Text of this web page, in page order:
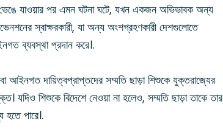
ভেঙে যাওয়ার পর এমন ঘটনা ঘটে, যখন একজন অভিভাবক অন্য
স্বাক্ষরকারী, যা অন্য অংশগ্রহণকারী দেশগুলোতে
ব্যবস্থা প্রদান করে।.
দায়িত্বপ্রাপ্তদের সম্মতি ছাড়া শিশুকে যুক্তরাজ্যের
যদিও শিশুকে বিদেশে নেওয়া না হলেও, সম্মতি ছাড়া তাকে তার
পারে।.